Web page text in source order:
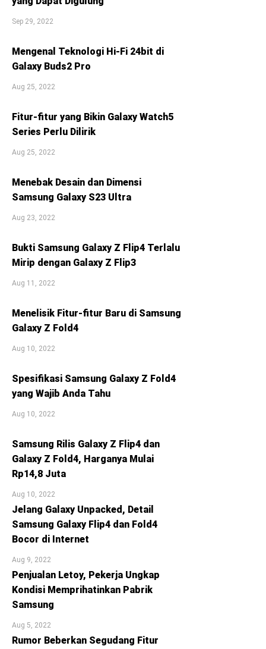
Sep 29, 2022
Mengenal Teknologi Hi-Fi 24bit di
Galaxy Buds2 Pro
Aug 25, 2022
Fitur-fitur yang Bikin Galaxy Watch5
Series Perlu Dilirik
Aug 25, 2022
Menebak Desain dan Dimensi
Samsung Galaxy S23 Ultra
Aug 23, 2022
Bukti Samsung Galaxy Z Flip4 Terlalu
Mirip dengan Galaxy Z Flip3
Aug 11, 2022
Menelisik Fitur-fitur Baru di Samsung
Galaxy Z Fold4
Aug 10, 2022
Spesifikasi Samsung Galaxy Z Fold4
yang Wajib Anda Tahu
Aug 10, 2022
Samsung Rilis Galaxy Z Flip4 dan
Galaxy Z Fold4, Harganya Mulai
Rp14,8 Juta
Aug 10, 2022
Jelang Galaxy Unpacked, Detail
Samsung Galaxy Flip4 dan Fold4
Bocor di Internet
Aug 9, 2022
Penjualan Letoy, Pekerja Ungkap
Kondisi Memprihatinkan Pabrik
Samsung
Aug 5, 2022
Rumor Beberkan Segudang Fitur